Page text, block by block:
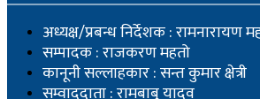
अध्यक्ष/प्रबन्ध निर्देशक : रामनारायण
सम्पादक : राजकरण महतो
कानूनी सल्लाहकार : सन्त कुमार क्षेत्री